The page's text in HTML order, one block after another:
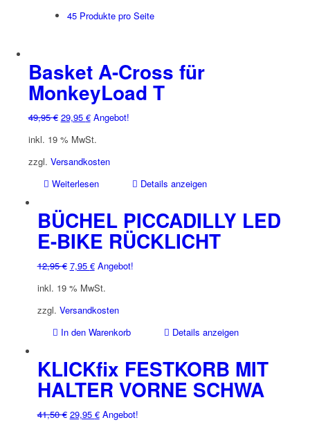
45 Produkte pro Seite
Basket A-Cross für
MonkeyLoad T
49,95€ Ursprünglicher
war:
49,95 €
29,95 €Aktueller
ist:
29,95 €.
Angebot!
inkl. 19 % MwSt.
zzgl. Versandkosten
Weiterlesen
Details anzeigen
BÜCHEL PICCADILLY LED
E-BIKE RÜCKLICHT
12,95€ Ursprünglicher
war:
12,95 €
7,95 €Aktueller
ist:
7,95 €.
Angebot!
inkl. 19 % MwSt.
zzgl. Versandkosten
In den Warenkorb
Details anzeigen
KLICKfix FESTKORB MIT
HALTER VORNE SCHWA
41,50€ Ursprünglicher
29,95 €Aktueller
Angebot!